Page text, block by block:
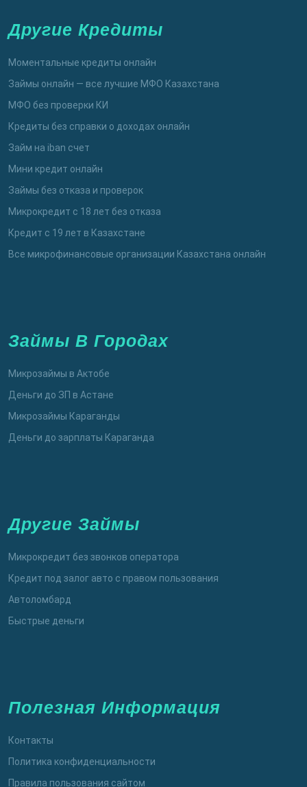
Другие Кредиты
Моментальные кредиты онлайн
Займы онлайн — все лучшие МФО Казахстана
МФО без проверки КИ
Кредиты без справки о доходах онлайн
Займ на iban счет
Мини кредит онлайн
Займы без отказа и проверок
Микрокредит с 18 лет без отказа
Кредит с 19 лет в Казахстане
Все микрофинансовые организации Казахстана онлайн
Займы В Городах
Микрозаймы в Актобе
Деньги до ЗП в Астане
Микрозаймы Караганды
Деньги до зарплаты Караганда
Другие Займы
Микрокредит без звонков оператора
Кредит под залог авто с правом пользования
Автоломбард
Быстрые деньги
Полезная Информация
Контакты
Политика конфиденциальности
Правила пользования сайтом